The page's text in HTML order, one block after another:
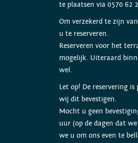
te plaatsen via 0570 62
Om verzekerd te zijn
u te reserveren.
Reserveren voor het
mogelijk. Uiteraard
wel.
Let op! De reservering
wij dit bevestigen.
Mocht u geen
uur (op de dagen dat
we u om ons even te